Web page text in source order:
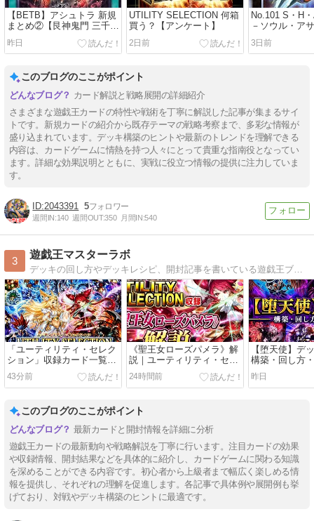
【BETB】アシュトラ 新規
まとめ②【艮神鬼門 三千世
界】
昨日
UTILITY SELECTION 何箱
買う？【アンケート】
2日前
No.101 S・H
－ソウル・ア
ベル４モンス
チ】
3日前
このブログのここがポイント
カード解説と戦略展開の詳細紹介
さまざまな遊戯王カードの特性や戦術を丁寧に解説した記事が集まるサイ
トです。新規カードの紹介から既存テーマの戦略考察まで、多彩な情報が
盛り込まれています。デッキ構築のヒントや最新のトレンドを理解できる
内容は、カードゲームに情熱を持つ人々にとって貴重な指南役となってい
ます。詳細な効果説明とともに、実戦に役立つ情報の提供に注力していま
す。
2043391 5
週間IN:140 週間OUT:350 月間IN:540
3
遊戯王マスターラボ
デッキの回し方やデッキレシピ、開封記事を書いている遊戯王ブログです。
「ユーティリティ・セレク
ション」収録カード一覧｜
レアリティ・収録テーマま
とめ
43分前
《聖王女ローズパメラ》解
説｜ユーティリティ・セレ
クション収録
24時間前
【堕天使】デ
構築・回し方
昨日
このブログのここがポイント
最新カードと開封情報を詳細に分析
遊戯王カードの最新動向や戦略解説を丁寧に行います。注目カードの効果
や収録情報、開封結果などを具体的に紹介し、カードゲームに関わる知識
を深めることができる内容です。初心者から上級者まで幅広く楽しめる情
報を提供し、それぞれの理解を促進します。各記事で具体例や展開例も挙
げており、対戦やデッキ構築のヒントに最適です。